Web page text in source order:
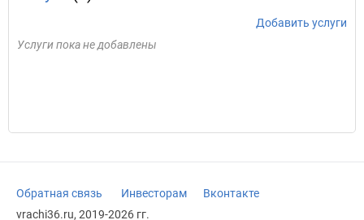
Добавить услуги
Услуги пока не добавлены
Обратная связь Инвесторам
Вконтакте
vrachi36.ru, 2019-2026 гг.